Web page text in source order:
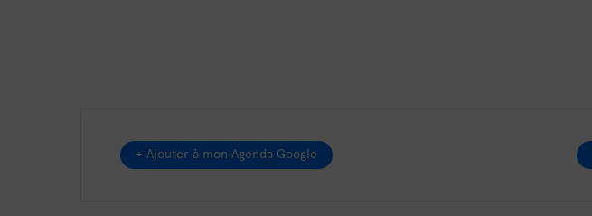
+ Ajouter à mon Agenda Google